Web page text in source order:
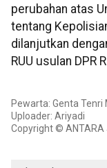
perubahan atas
tentang
dilanjutkan
RUU usulan DPR
Pewarta: Genta Tenri
Uploader: Ariyadi
Copyright © ANTARA